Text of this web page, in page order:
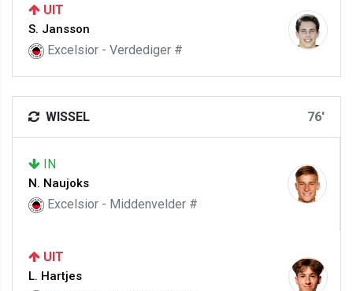
UIT
S. Jansson
Excelsior - Verdediger #
WISSEL 76'
IN
N. Naujoks
Excelsior - Middenvelder #
UIT
L. Hartjes